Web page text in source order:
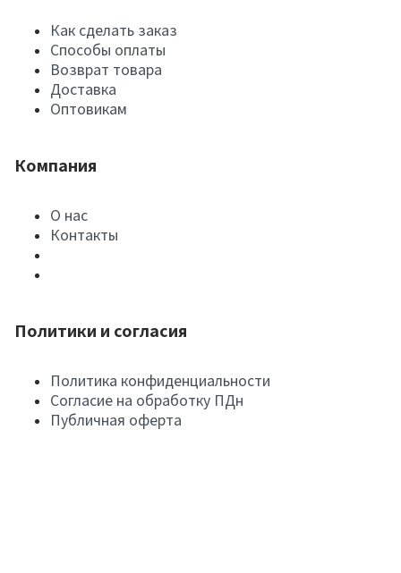
Как сделать заказ
Способы оплаты
Возврат товара
Доставка
Оптовикам
Компания
О нас
Контакты
Политики и согласия
Политика конфиденциальности
Согласие на обработку ПДн
Публичная оферта